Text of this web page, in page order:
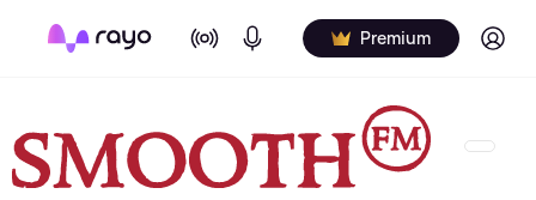
On Air Podcasts Premium Log in